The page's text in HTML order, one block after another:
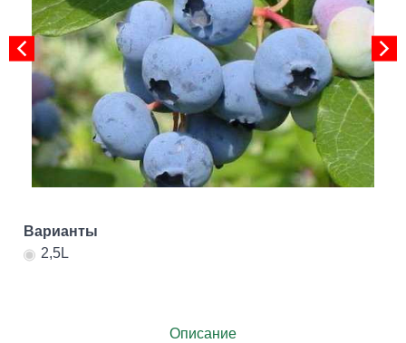
Варианты
2,5L
Описание